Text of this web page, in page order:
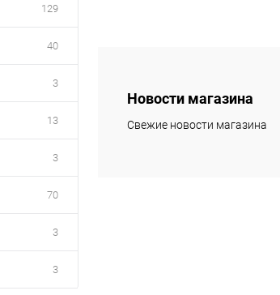
129
40
3
13
3
70
3
3
Новости магазина
Свежие новости магазина